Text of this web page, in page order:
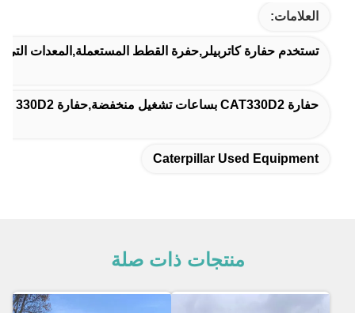
العلامات:
تستخدم حفارة كاتربيلر,حفرة القطط المستعملة,المعدات التي
حفارة CAT330D2 بساعات تشغيل منخفضة,حفارة Caterpillar 330D2 موفرة للوقود,هيكل سفلي متين CAT 330D2
Caterpillar Used Equipment
منتجات ذات صلة